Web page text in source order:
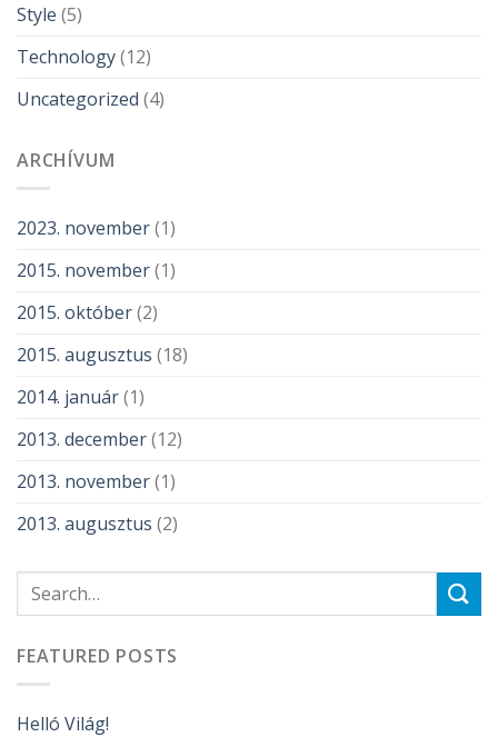
Style (5)
Technology(12)
Uncategorized (4)
ARCHÍVUM
2023. november(1)
2015. november(1)
2015. október(2)
2015. augusztus (18)
2014. január(1)
2013. december(12)
2013. november(1)
2013. augusztus (2)
FEATURED POSTS
Helló Világ!